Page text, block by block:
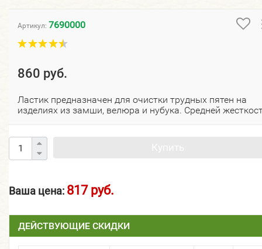
Артикул: 7690000
860 руб.
Ластик предназначен для очистки трудных пятен на
изделиях из замши, велюра и нубука. Средней
Ваша цена: 817 руб.
ДЕЙСТВУЮЩИЕ СКИДКИ